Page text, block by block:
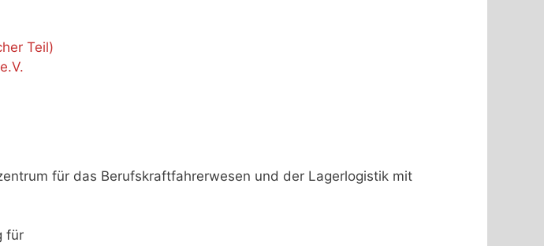
Teil)
für das Berufskraftfahrerwesen und der Lagerlogistik mit
für